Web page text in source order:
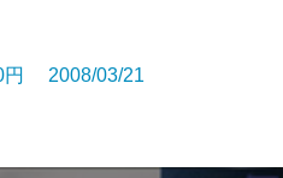
円 2008/03/21